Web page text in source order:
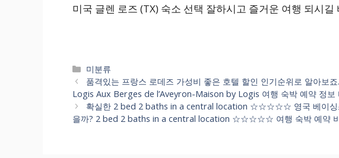
미국 글렌 로즈 (TX) 숙소 선택 잘하시고 즐거운 여행 되시길
카
테
고
리
미분류
품격있는 프랑스 로데즈 가성비 좋은 호텔 할인 인기순위로 알아보
Logis Aux Berges de l’Aveyron-Maison by Logis 여행 숙박 예약 정보
확실한 2 bed 2 baths in a central location ☆☆☆☆☆ 영국 베이싱
을까? 2 bed 2 baths in a central location ☆☆☆☆☆ 여행 숙박 예약 비